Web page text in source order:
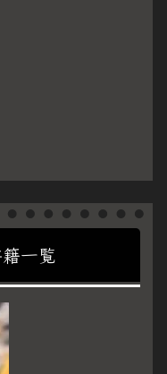
一覧